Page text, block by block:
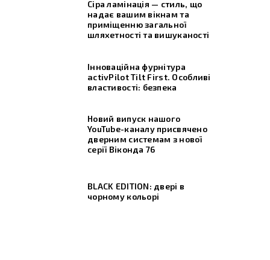
Сіра ламінація — стиль, що
надає вашим вікнам та
приміщенню загальної
шляхетності та вишуканості
Інноваційна фурнітура
activPilot Tilt First. Особливі
властивості: безпека
Новий випуск нашого
YouTube-каналу присвячено
дверним системам з нової
серії Віконда 76
BLACK EDITION: двері в
чорному кольорі